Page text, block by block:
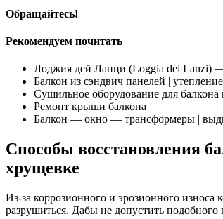
Обращайтесь!
Рекомендуем почитать
Лоджия дей Ланци (Loggia dei Lanzi)
Балкон из сэндвич панелей |
Сушильное оборудование для
Ремонт крыши балкона
Балкон — окно — трансформеры |
Способы восстановления
хрущевке
Из-за коррозионного и эрозионного износа
разрушиться. Дабы не допустить